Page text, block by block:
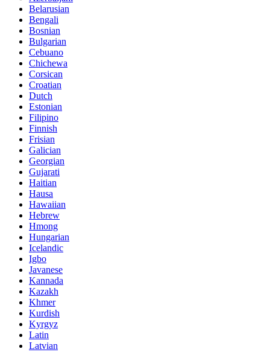
Belarusian
Bengali
Bosnian
Bulgarian
Cebuano
Chichewa
Corsican
Croatian
Dutch
Estonian
Filipino
Finnish
Frisian
Galician
Georgian
Gujarati
Haitian
Hausa
Hawaiian
Hebrew
Hmong
Hungarian
Icelandic
Igbo
Javanese
Kannada
Kazakh
Khmer
Kurdish
Kyrgyz
Latin
Latvian